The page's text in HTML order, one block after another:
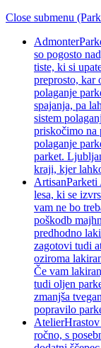
Close submenu
Admonter
so pogosto
tiste, ki si
preprosto, kar
polaganje
spajanja, pa
sistem
priskočimo na
polaganje
parket.
kraji, kjer
ArtisanParketi
lesa, ki se
vam ne bo
poškodb
predhodno
zagotovi tudi
oziroma
Če vam
tudi oljen
zmanjša
popravilo
Atelier
ročno, s